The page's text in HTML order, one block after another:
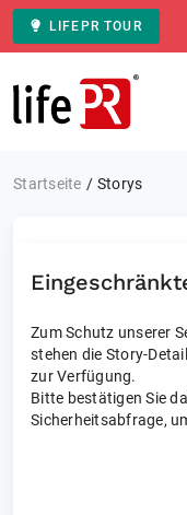
LIFEPR TOUR
Zur Startseite
Startseite Storys
Zum Schutz unserer
stehen die Story-
zur Verfügung.
Bitte bestätigen Sie
Sicherheitsabfrage,